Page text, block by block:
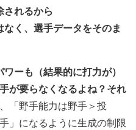
されるから
く、選手データをそのま
ワーも（結果的に打力が）
が要らなくなるよね？それ
「野手能力は野手＞投
」 になるように生成の制限